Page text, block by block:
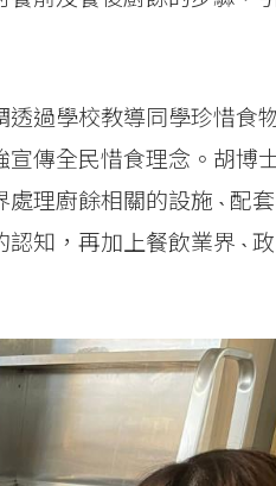
過學校教導同學珍惜食
傳全民惜食理念。胡博
理廚餘相關的設施 ˴ 配套
知，再加上餐飲業界 ˴ 政